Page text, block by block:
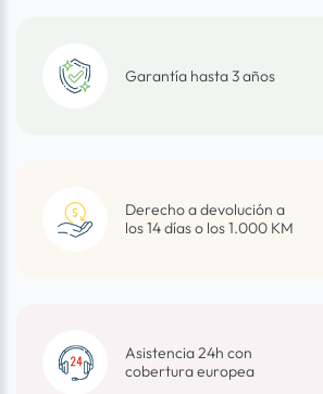
Garantía hasta 3 años
Derecho a devolución a
los 14 días o los 1.000 KM
Asistencia 24h con
cobertura europea